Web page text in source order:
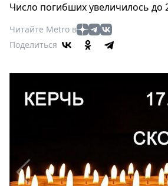
Туризм
Мода
Театр
Книги
О
Metro
Число погибших увеличилось до
Читайте Metro в
Поделиться